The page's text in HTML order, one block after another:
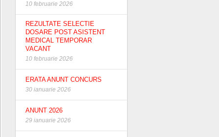
10 februarie 2026
REZULTATE SELECTIE
DOSARE POST ASISTENT
MEDICAL TEMPORAR
VACANT
10 februarie 2026
ERATA ANUNT CONCURS
30 ianuarie 2026
ANUNT 2026
29 ianuarie 2026